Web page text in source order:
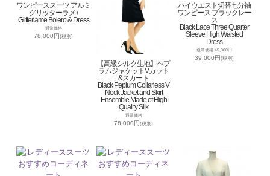
ワンピーススーツ アルミ
グリッターラメ /
Glitterlame Bolero & Dress
通常価格
78,000円(税別)
【高級シルク生地】ぺプ
ラムジャケットVカット
&スカート
Black Peplum Collarless V
Neck Jacket and Skirt
Ensemble Made of High
Quality Silk
通常価格
78,000円(税別)
ハイウエスト切替七分袖
ワンピース ブラックレー
ス
Black Lace Three Quarter
Sleeve High Waisted
Dress
通常価格 45,000円
39,000円(税別)